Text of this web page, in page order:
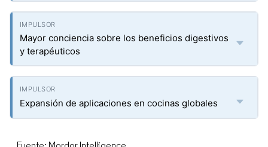
Mayor conciencia sobre los beneficios digestivos
y terapéuticos
Expansión de aplicaciones en cocinas globales